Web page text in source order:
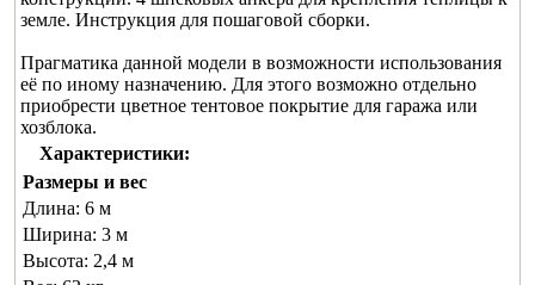
земле. Инструкция для пошаговой сборки.
Прагматика данной модели в возможности использования
её по иному назначению. Для этого возможно отдельно
приобрести цветное тентовое покрытие для гаража или
хозблока.
Характеристики:
Размеры и вес
Длина: 6 м
Ширина: 3 м
Высота: 2,4 м